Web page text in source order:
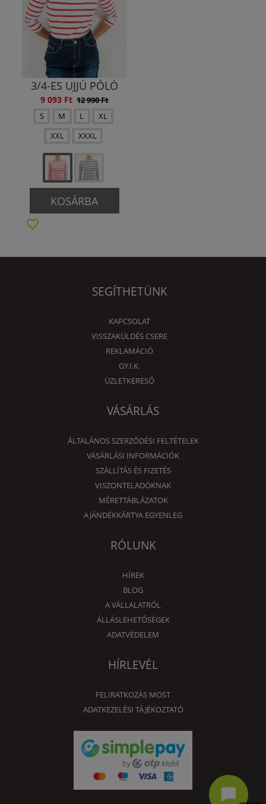
3/4-ES UJJÚ PÓLÓ
9 093 Ft 12 990 Ft
S
M L
XL
XXL
XXXL
KOSÁRBA
SEGÍTHETÜNK
KAPCSOLAT
VISSZAKÜLDÉS CSERE
REKLAMÁCIÓ
GY.I.K.
ÜZLETKERESŐ
VÁSÁRLÁS
ÁLTALÁNOS SZERZŐDÉSI FELTÉTELEK
VÁSÁRLÁSI INFORMÁCIÓK
SZÁLLÍTÁS ÉS FIZETÉS
VISZONTELADÓKNAK
MÉRETTÁBLÁZATOK
AJÁNDÉKKÁRTYA EGYENLEG
RÓLUNK
HÍREK
BLOG
A VÁLLALATRÓL
ÁLLÁSLEHETŐSÉGEK
ADATVÉDELEM
HÍRLEVÉL
FELIRATKOZÁS MOST
ADATKEZELÉSI TÁJÉKOZTATÓ